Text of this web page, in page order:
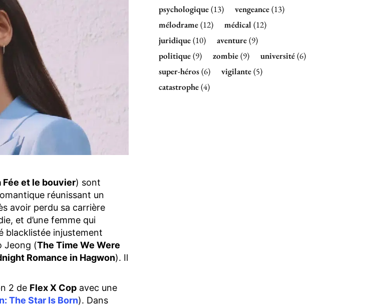
Fée et le bouvier) sont
réunissant un
avoir perdu sa carrière
et d’une femme qui
blacklistée injustement
Jeong (The Time We Were
Romance in Hagwon). Il
2 de Flex X Cop avec une
The Star Is Born). Dans
psychologique(13) vengeance(13)
mélodrame(12) médical(12)
juridique(10) aventure(9)
politique(9) zombie(9) université(6)
super-héros(6) vigilante(5)
catastrophe(4)